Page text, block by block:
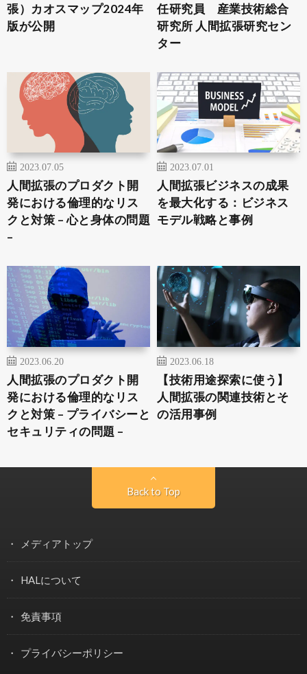
張）カオスマップ2024年
版が公開
任研究員 産業技術総合
研究所 人間拡張研究セン
ター
2023.07.05
人間拡張のプロダクト開
発における倫理的なリス
クと対策 – 心と身体の問題
–
2023.07.01
人間拡張ビジネスの成果
を最大化する：ビジネス
モデル戦略と事例
2023.06.20
人間拡張のプロダクト開
発における倫理的なリス
クと対策 – プライバシーと
セキュリティの問題 –
2023.06.18
【技術用途探索に使う】
人間拡張の関連技術とそ
の活用事例
Back to Top
メディアトップ
HALについて
免責事項
プライバシーポリシー